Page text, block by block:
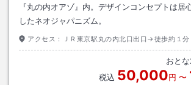
『丸の内オアゾ』内。デザインコンセプトは居
したネオジャパニズム。
アクセス： ＪＲ東京駅丸の内北口出口→徒歩約１分
おとな
税込 50,000円 〜